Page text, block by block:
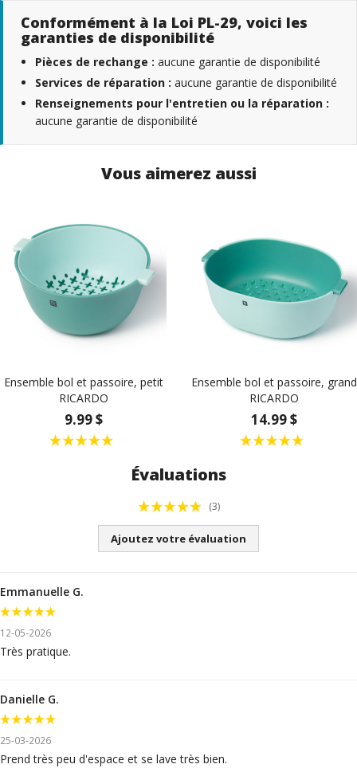
Conformément à la Loi PL-29, voici les
garanties de disponibilité
Pièces de rechange : aucune garantie de disponibilité
Services de réparation : aucune garantie de disponibilité
Renseignements pour l'entretien ou la réparation :
aucune garantie de disponibilité
Vous aimerez aussi
Ensemble bol et passoire, petit
RICARDO
9.99 $
Ensemble bol et passoire, grand
RICARDO
14.99 $
Évaluations
(3)
Ajoutez votre évaluation
Emmanuelle G.
12-05-2026
Très pratique.
Danielle G.
25-03-2026
Prend très peu d'espace et se lave très bien.